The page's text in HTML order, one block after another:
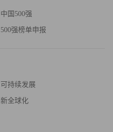
中国500强
500强榜单申报
可持续发展
新全球化